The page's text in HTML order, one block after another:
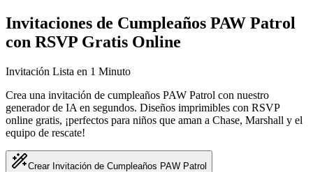
Invitaciones de Cumpleaños PAW Patrol
con RSVP Gratis Online
Invitación Lista en 1 Minuto
Crea una invitación de cumpleaños PAW Patrol con nuestro
generador de IA en segundos. Diseños imprimibles con RSVP
online gratis, ¡perfectos para niños que aman a Chase, Marshall y el
equipo de rescate!
Crear Invitación de Cumpleaños PAW Patrol